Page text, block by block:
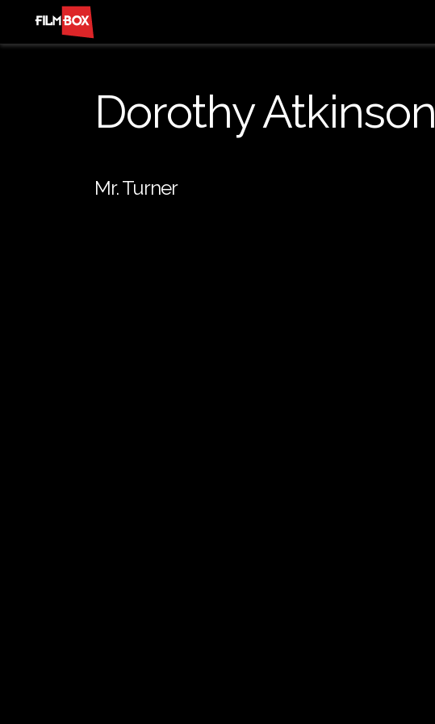
Dorothy Atkinson
Mr. Turner